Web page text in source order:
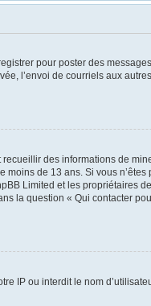
pour poster des
l’envoi de courriels aux
des informations de
de 13 ans. Si vous
Limited et les propriétaires
la question « Qui contacter
IP ou interdit le nom